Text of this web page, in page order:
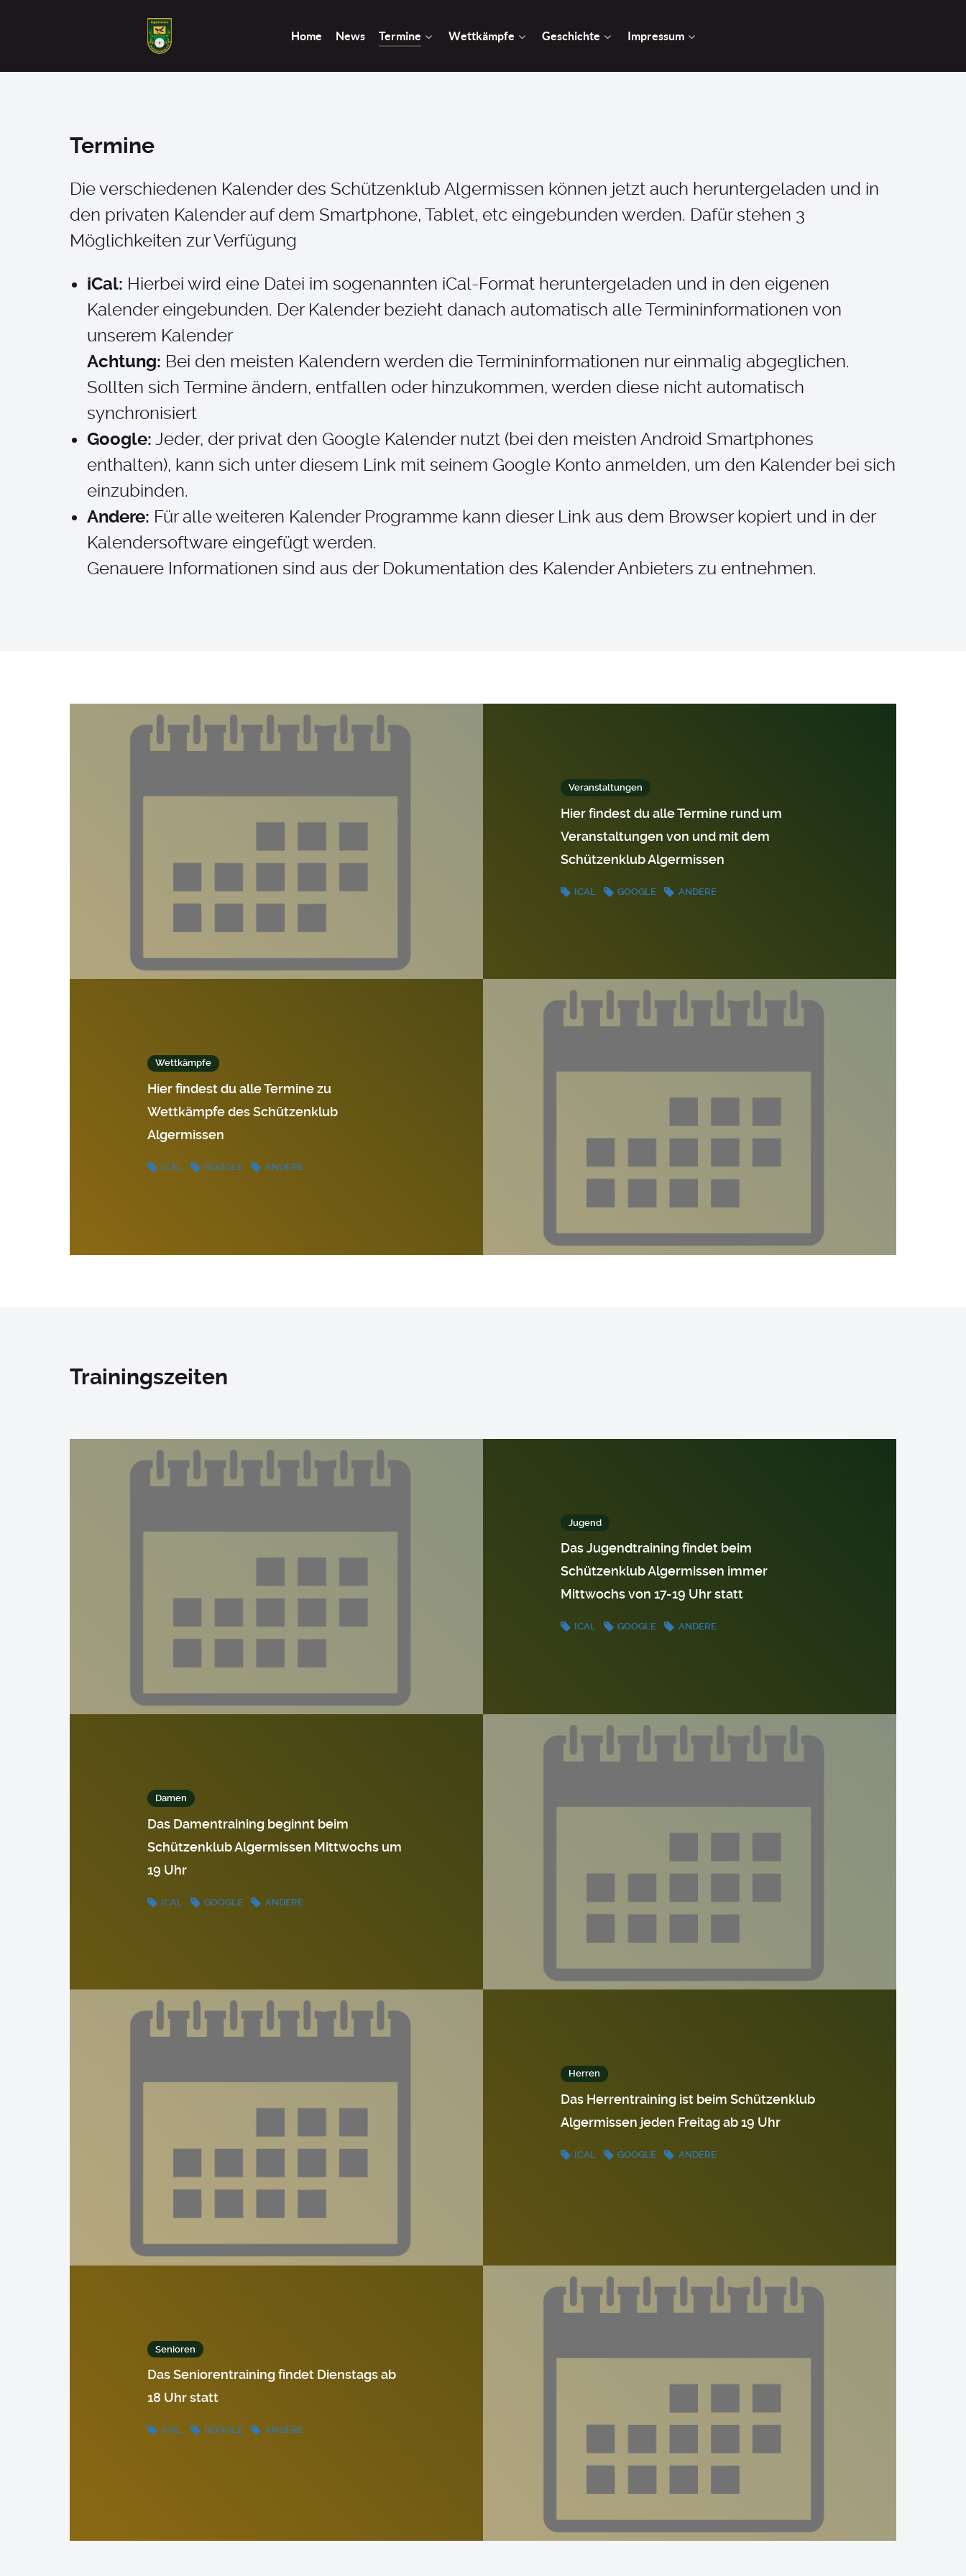
Home News Termine Wettkämpfe Geschichte Impressum
Termine
Die verschiedenen Kalender des Schützenklub Algermissen können jetzt auch heruntergeladen und in
den privaten Kalender auf dem Smartphone, Tablet, etc eingebunden werden. Dafür stehen 3
Möglichkeiten zur Verfügung
iCal: Hierbei wird eine Datei im sogenannten iCal-Format heruntergeladen und in den eigenen
Kalender eingebunden. Der Kalender bezieht danach automatisch alle Termininformationen von
unserem Kalender
Achtung: Bei den meisten Kalendern werden die Termininformationen nur einmalig abgeglichen.
Sollten sich Termine ändern, entfallen oder hinzukommen, werden diese nicht automatisch
synchronisiert
Google: Jeder, der privat den Google Kalender nutzt (bei den meisten Android Smartphones
enthalten), kann sich unter diesem Link mit seinem Google Konto anmelden, um den Kalender bei sich
einzubinden.
Andere: Für alle weiteren Kalender Programme kann dieser Link aus dem Browser kopiert und in der
Kalendersoftware eingefügt werden.
Genauere Informationen sind aus der Dokumentation des Kalender Anbieters zu entnehmen.
Veranstaltungen
Hier findest du alle Termine rund um
Veranstaltungen von und mit dem
Schützenklub Algermissen
ICAL GOOGLE ANDERE
Wettkämpfe
Hier findest du alle Termine zu
Wettkämpfe des Schützenklub
Algermissen
ICAL GOOGLE ANDERE
Trainingszeiten
Jugend
Das Jugendtraining findet beim
Schützenklub Algermissen immer
Mittwochs von 17-19 Uhr statt
ICAL GOOGLE ANDERE
Damen
Das Damentraining beginnt beim
Schützenklub Algermissen Mittwochs um
19 Uhr
ICAL GOOGLE ANDERE
Herren
Das Herrentraining ist beim Schützenklub
Algermissen jeden Freitag ab 19 Uhr
ICAL GOOGLE ANDERE
Senioren
Das Seniorentraining findet Dienstags ab
18 Uhr statt
ICAL GOOGLE ANDERE